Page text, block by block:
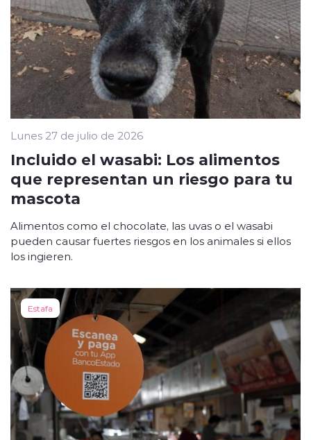
Lunes 27 de julio de 2026
Incluido el wasabi: Los alimentos
que representan un riesgo para tu
mascota
Alimentos como el chocolate, las uvas o el wasabi
pueden causar fuertes riesgos en los animales si ellos
los ingieren.
Estafa